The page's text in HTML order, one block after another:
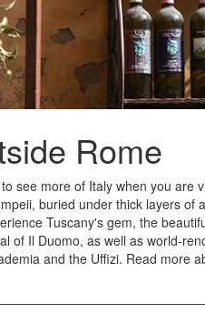
Rome
see more of Italy when you are
buried under thick layers of
Tuscany's gem, the
of Il Duomo, as well as world-
and the Uffizi. Read more